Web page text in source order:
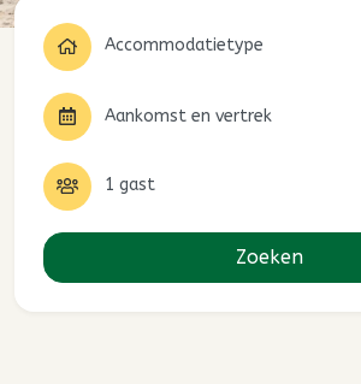
Accommodatietype
Aankomst en vertrek
1 gast
Zoeken